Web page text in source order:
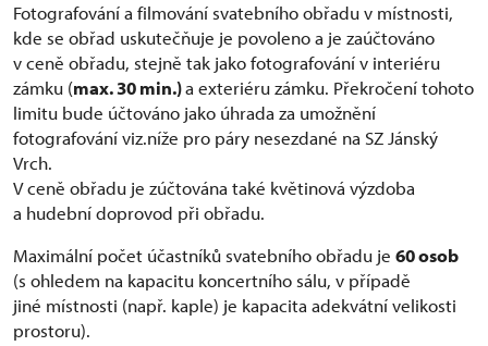
Fotografování a filmování svatebního obřadu v místnosti,
kde se obřad uskutečňuje je povoleno a je zaúčtováno
v ceně obřadu, stejně tak jako fotografování v interiéru
zámku (max. 30 min.)a exteriéru zámku. Překročení tohoto
limitu bude účtováno jako úhrada za umožnění
fotografování viz.níže pro páry nesezdané na SZ Jánský
Vrch.
V ceně obřadu je zúčtována také květinová výzdoba
a hudební doprovod při obřadu.
Maximální počet účastníků svatebního obřadu je 60 osob
(s ohledem na kapacitu koncertního sálu, v případě
jiné místnosti (např. kaple) je kapacita adekvátní velikosti
prostoru).